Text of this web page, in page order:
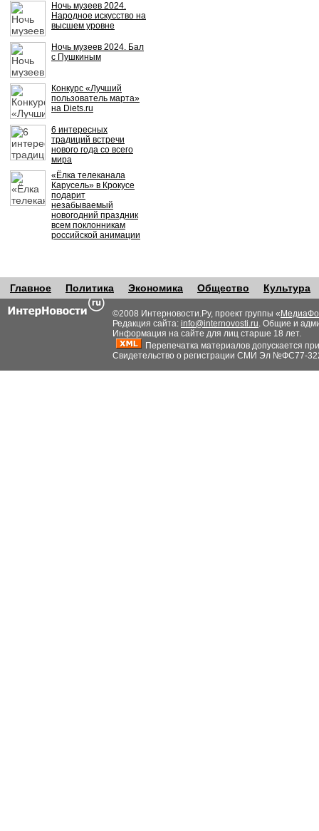
Ночь музеев 2024.
Народное искусство на
высшем уровне
Ночь музеев 2024. Бал
с Пушкиным
Конкурс «Лучший
пользователь марта»
на Diets.ru
6 интересных
традиций встречи
нового года со всего
мира
«Ёлка телеканала
Карусель» в Крокусе
подарит
незабываемый
новогодний праздник
всем поклонникам
российской анимации
Главное Политика Экономика Общество Культура
©2008 Интерновости.Ру, проект группы «
Редакция сайта: info@internovosti.ru. Общие и
Информация на сайте для лиц старше 18 лет.
Перепечатка материалов допускается
Свидетельство о регистрации СМИ Эл №ФС77-